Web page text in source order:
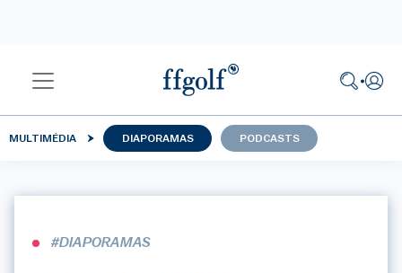
MULTIMÉDIA DIAPORAMAS PODCASTS
#DIAPORAMAS